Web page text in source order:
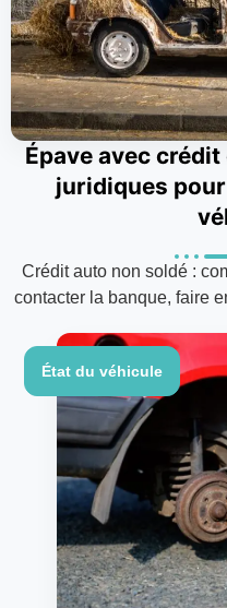
Épave avec
juridiques
Crédit auto non soldé :
contacter la banque, faire
État du véhicule